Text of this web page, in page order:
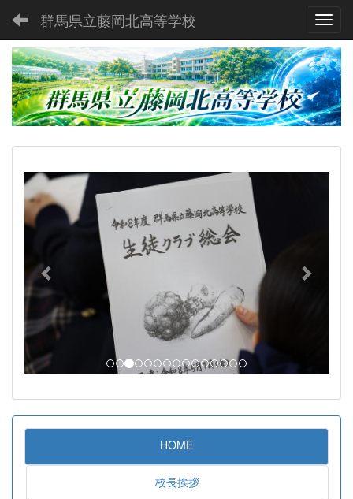
群馬県立藤岡北高等学校
p
r
e
o
u
s
n
HOME
校長挨拶